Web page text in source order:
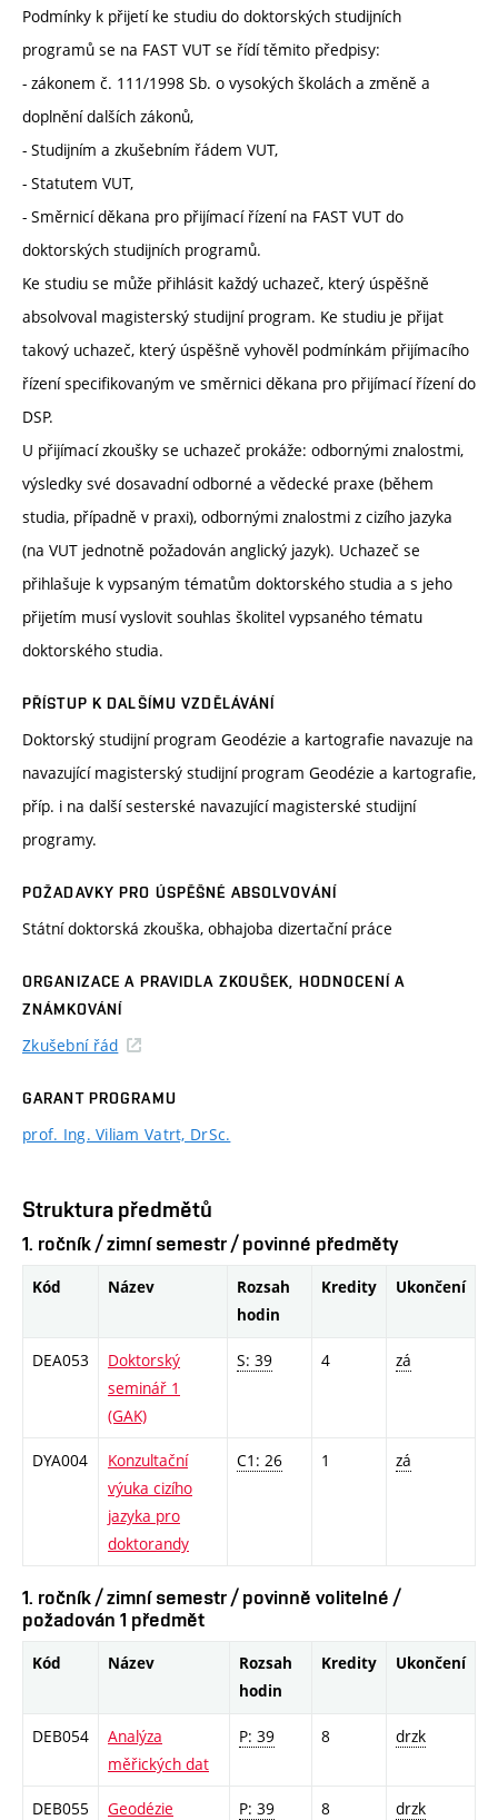
Podmínky k přijetí ke studiu do doktorských studijních
programů se na FAST VUT se řídí těmito předpisy:
- zákonem č. 111/1998 Sb. o vysokých školách a změně a
doplnění dalších zákonů,
- Studijním a zkušebním řádem VUT,
- Statutem VUT,
- Směrnicí děkana pro přijímací řízení na FAST VUT do
doktorských studijních programů.
Ke studiu se může přihlásit každý uchazeč, který úspěšně
absolvoval magisterský studijní program. Ke studiu je přijat
takový uchazeč, který úspěšně vyhověl podmínkám přijímacího
řízení specifikovaným ve směrnici děkana pro přijímací řízení do
DSP.
U přijímací zkoušky se uchazeč prokáže: odbornými znalostmi,
výsledky své dosavadní odborné a vědecké praxe (během
studia, případně v praxi), odbornými znalostmi z cizího jazyka
(na VUT jednotně požadován anglický jazyk). Uchazeč se
přihlašuje k vypsaným tématům doktorského studia a s jeho
přijetím musí vyslovit souhlas školitel vypsaného tématu
doktorského studia.
PŘÍSTUP K DALŠÍMU VZDĚLÁVÁNÍ
Doktorský studijní program Geodézie a kartografie navazuje na
navazující magisterský studijní program Geodézie a kartografie,
příp. i na další sesterské navazující magisterské studijní
programy.
POŽADAVKY PRO ÚSPĚŠNÉ ABSOLVOVÁNÍ
Státní doktorská zkouška, obhajoba dizertační práce
ORGANIZACE A PRAVIDLA ZKOUŠEK, HODNOCENÍ A
ZNÁMKOVÁNÍ
Zkušební řád
GARANT PROGRAMU
prof. Ing. Viliam Vatrt, DrSc.
Struktura předmětů
1. ročník / zimní semestr / povinné předměty
Kód Název
Rozsah
hodin
Kredity Ukončení
DEA053
Doktorský
seminář 1
(GAK)
S: 39 4 zá
DYA004
Konzultační
výuka cizího
jazyka pro
doktorandy
C1: 26 1 zá
1. ročník / zimní semestr / povinně volitelné /
požadován 1 předmět
Kód Název
Rozsah
hodin
Kredity Ukončení
DEB054
Analýza
měřických dat
P: 39 8 drzk
DEB055 Geodézie P: 39 8 drzk